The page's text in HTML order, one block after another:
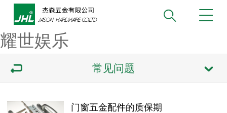
耀世娱乐
常见问题
门窗五金配件的质保期